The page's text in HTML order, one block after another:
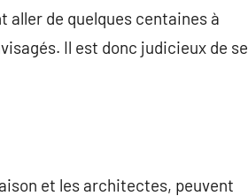
aller de quelques centaines à
Il est donc judicieux de se
et les architectes, peuvent